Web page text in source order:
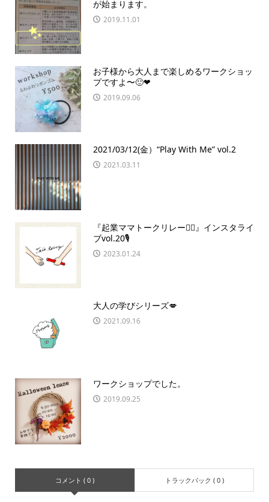
が始まります。
2019.11.01
お子様から大人まで楽しめるワークショッ
プですよ〜🙂❤
2019.09.06
2021/03/12(金）“Play With Me” vol.2
2021.03.11
『起業ママトークリレー🏃‍♀️』インスタライ
ブvol.20🎙
2023.01.24
大人の学びシリーズ💋
2021.09.16
ワークショップでした。
2019.09.25
コメント ( 0 ) トラックバック ( 0 )